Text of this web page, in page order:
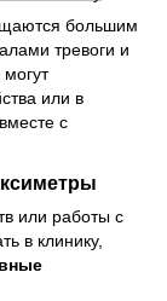
большим
тревоги и
или в
с
или работы с
в клинику,